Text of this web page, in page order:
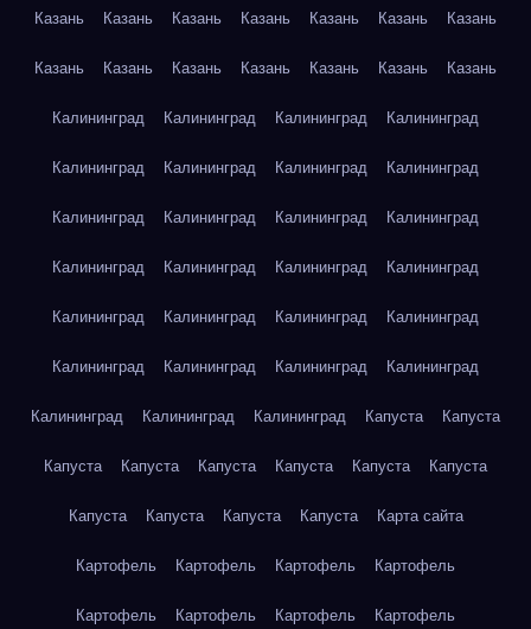
Казань Казань Казань Казань Казань Казань Казань
Казань Казань Казань Казань Казань Казань Казань
Калининград Калининград Калининград Калининград
Калининград Калининград Калининград Калининград
Калининград Калининград Калининград Калининград
Калининград Калининград Калининград Калининград
Калининград Калининград Калининград Калининград
Калининград Калининград Калининград Калининград
Калининград Калининград Калининград Капуста Капуста
Капуста Капуста Капуста Капуста Капуста Капуста
Капуста Капуста Капуста Капуста Карта сайта
Картофель Картофель Картофель Картофель
Картофель Картофель Картофель Картофель